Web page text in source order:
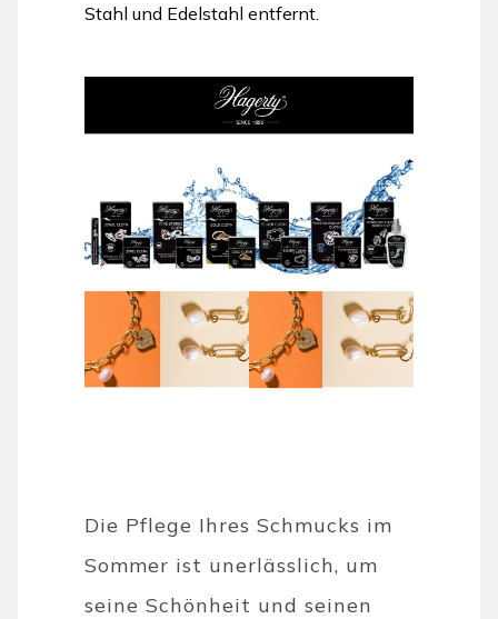
Stahl und Edelstahl entfernt.
Die Pflege Ihres Schmucks im
Sommer ist unerlässlich, um
seine Schönheit und seinen